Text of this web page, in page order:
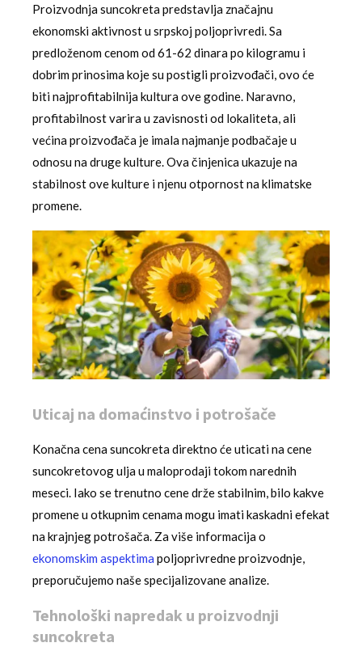
Proizvodnja suncokreta predstavlja značajnu
ekonomski aktivnost u srpskoj poljoprivredi. Sa
predloženom cenom od 61-62 dinara po kilogramu i
dobrim prinosima koje su postigli proizvođači, ovo će
biti najprofitabilnija kultura ove godine. Naravno,
profitabilnost varira u zavisnosti od lokaliteta, ali
većina proizvođača je imala najmanje podbačaje u
odnosu na druge kulture. Ova činjenica ukazuje na
stabilnost ove kulture i njenu otpornost na klimatske
promene.
Uticaj na domaćinstvo i potrošače
Konačna cena suncokreta direktno će uticati na cene
suncokretovog ulja u maloprodaji tokom narednih
meseci. Iako se trenutno cene drže stabilnim, bilo kakve
promene u otkupnim cenama mogu imati kaskadni efekat
na krajnjeg potrošača. Za više informacija o
ekonomskim aspektima poljoprivredne proizvodnje,
preporučujemo naše specijalizovane analize.
Tehnološki napredak u proizvodnji
suncokreta